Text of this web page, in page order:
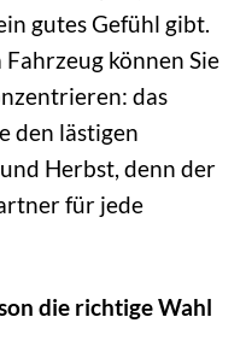
gutes Gefühl gibt.
können Sie
das
den lästigen
Herbst, denn der
für jede
die richtige Wahl